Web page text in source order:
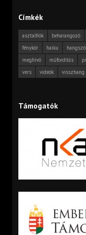
Címkék
asztalfiók beharangozó
fénykör
haiku
meghívó
műfordítás
vers
videók visszhang
Támogatók